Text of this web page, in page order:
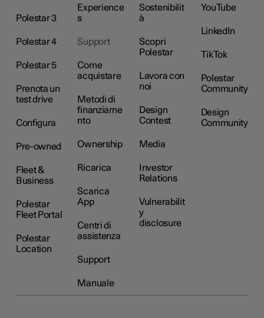
Polestar 3
Polestar 4
Polestar 5
Prenota un
test drive
Configura
Pre-owned
Fleet &
Business
Polestar
Fleet Portal
Polestar
Location
Experience
s
Support
Come
acquistare
Metodi di
finanziame
nto
Ownership
Ricarica
Scarica
App
Centri di
assistenza
Support
Manuale
Sostenibilit
à
Scopri
Polestar
Lavora con
noi
Design
Contest
Media
Investor
Relations
Vulnerabilit
y
disclosure
YouTube
LinkedIn
TikTok
Polestar
Community
Design
Community